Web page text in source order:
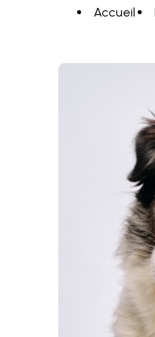
Accueil
Panneau de gestion des